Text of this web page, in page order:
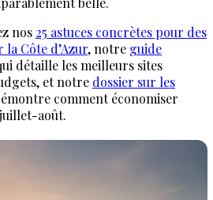
nos 25 astuces concrètes pour des
la Côte d’Azur, notre guide
détaille les meilleurs sites
et notre dossier sur les
comment économiser
juillet-août.